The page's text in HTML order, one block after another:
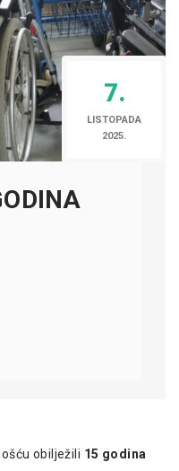
7.
LISTOPADA
2025.
obilježili 15 godina